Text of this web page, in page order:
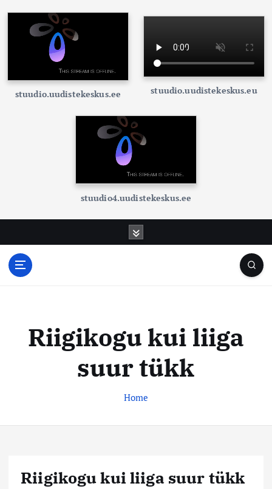
stuudio.uudistekeskus.ee stuudio.uudistekeskus.eu
stuudio4.uudistekeskus.ee
s
t
e
e
s
s
Riigikogu kui liiga
suur tükk
Home
Riigikogu kui liiga suur tükk